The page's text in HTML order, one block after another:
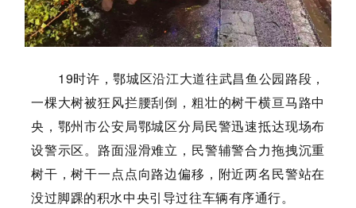
19时许，鄂城区沿江大道往武昌鱼公园路段，
一棵大树被狂风拦腰刮倒，粗壮的树干横亘马路中
央，鄂州市公安局鄂城区分局民警迅速抵达现场布
设警示区。路面湿滑难立，民警辅警合力拖拽沉重
树干，树干一点点向路边偏移，附近两名民警站在
没过脚踝的积水中央引导过往车辆有序通行。